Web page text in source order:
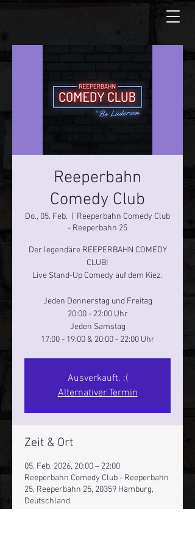
Reeperbahn
Comedy Club
Do., 05. Feb.
Reeperbahn Comedy Club
- Reeperbahn 25
Der legendäre REEPERBAHN COMEDY
CLUB!
Live Stand-Up Comedy auf dem Kiez.
Jeden Donnerstag und Freitag
20:00 - 22:00 Uhr
Jeden Samstag
17:00 - 19:00 & 20:00 - 22:00 Uhr
Ausverkauft. :(
Alternativer Termin
Zeit & Ort
05. Feb. 2026, 20:00 – 22:00
Reeperbahn Comedy Club - Reeperbahn
25, Reeperbahn 25, 20359 Hamburg,
Deutschland